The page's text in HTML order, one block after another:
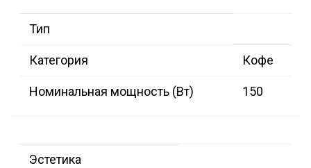
Тип
Категория Кофе
Номинальная мощность (Вт) 150
Эстетика